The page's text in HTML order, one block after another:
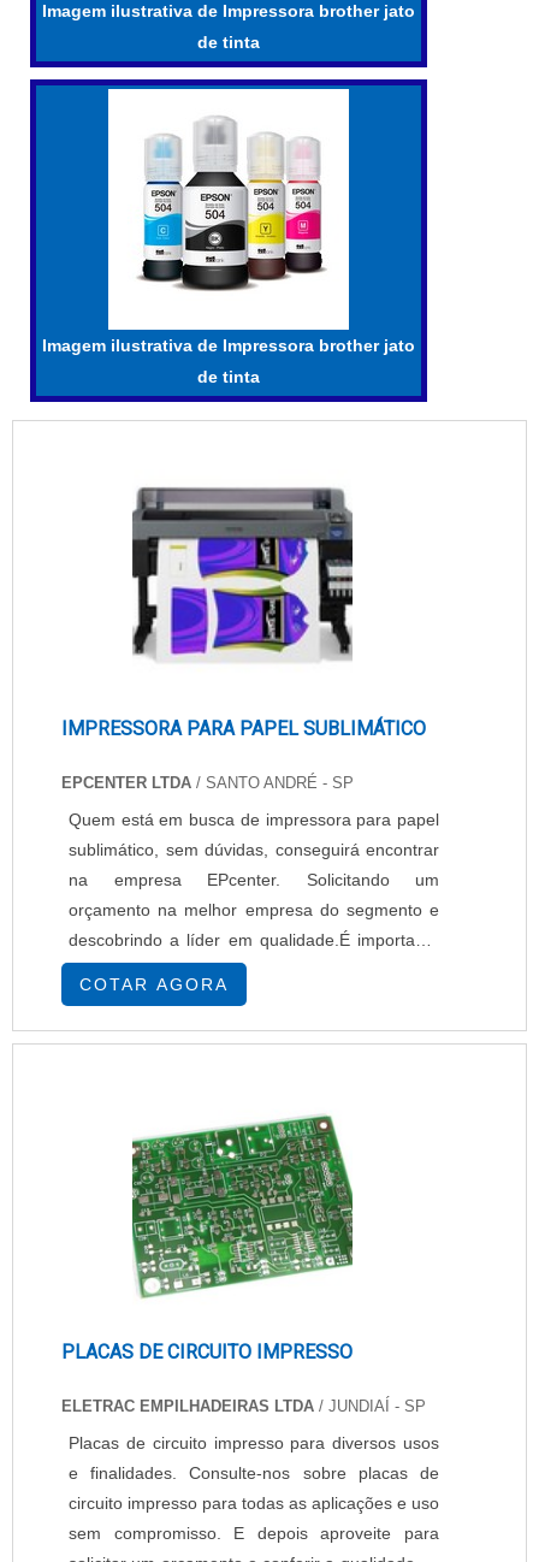
Imagem ilustrativa de Impressora brother jato
de tinta
Imagem ilustrativa de Impressora brother jato
de tinta
IMPRESSORA PARA PAPEL SUBLIMÁTICO
EPCENTER LTDA / SANTO ANDRÉ - SP
Quem está em busca de impressora para papel
sublimático, sem dúvidas, conseguirá encontrar
na empresa EPcenter. Solicitando um
orçamento na melhor empresa do segmento e
descobrindo a líder em qualidade.É importante
lembrar que o produto deve sempre ser
adquirido com empresas especializadas no
segmento. Esse tipo de cuidado ajuda a garantir
de peças defeituosas. Assim, é possível poupar
gastos desnecessários.MAIS DETALHES
SOBRE IMPRESSORA PARA PAPEL
SUBLIMÁTICOSe alguém busca por
impressoras para papel sublimático em uma
empresa comprometida com os serviços, chega
até a EPcenter. A empresa trabalha com
impressoras, oferecendo sempre a melhor
descartar empresas que não tenham produtos e
serviços com ótima qualidade e proteção,
detalhes primordiais que são deixados de lado
por muitas empresas que não focam na
COTAR AGORA
PLACAS DE CIRCUITO IMPRESSO
ELETRAC EMPILHADEIRAS LTDA / JUNDIAÍ - SP
Placas de circuito impresso para diversos usos
e finalidades. Consulte-nos sobre placas de
circuito impresso para todas as aplicações e uso
sem compromisso. E depois aproveite para